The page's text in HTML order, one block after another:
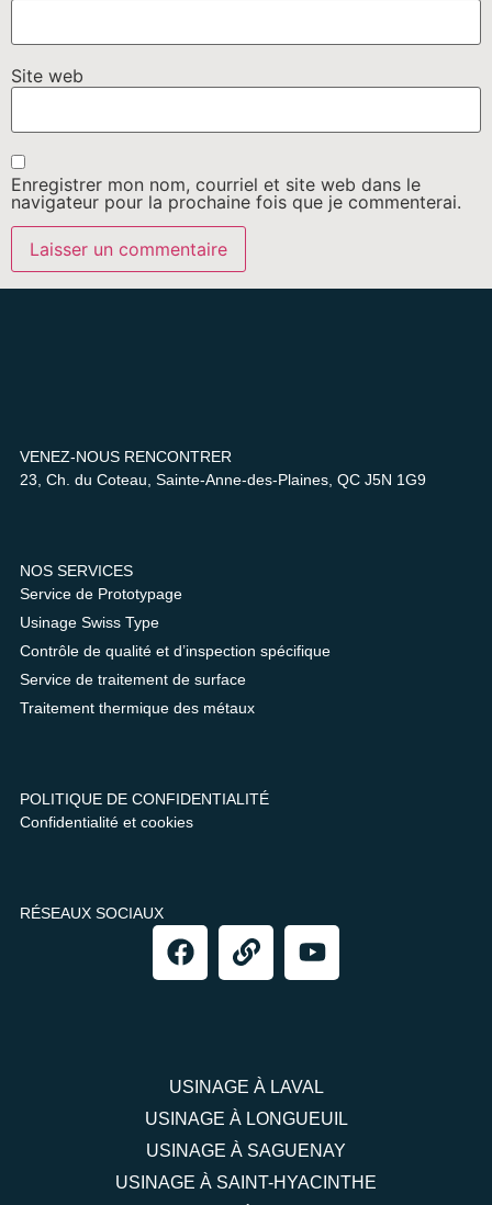
Site web
Enregistrer mon nom, courriel et site web dans le
navigateur pour la prochaine fois que je commenterai.
VENEZ-NOUS RENCONTRER
23, Ch. du Coteau, Sainte-Anne-des-Plaines, QC J5N 1G9
NOS SERVICES
Service de Prototypage
Usinage Swiss Type
Contrôle de qualité et d’inspection spécifique
Service de traitement de surface
Traitement thermique des métaux
POLITIQUE DE CONFIDENTIALITÉ
Confidentialité et cookies
RÉSEAUX SOCIAUX
USINAGE À LAVAL
USINAGE À LONGUEUIL
USINAGE À SAGUENAY
USINAGE À SAINT-HYACINTHE